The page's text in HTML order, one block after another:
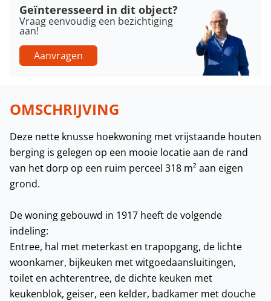
Geïnteresseerd in dit object?
Vraag eenvoudig een bezichtiging
aan!
Aanvragen
OMSCHRIJVING
Deze nette knusse hoekwoning met vrijstaande houten
berging is gelegen op een mooie locatie aan de rand
van het dorp op een ruim perceel 318 m² aan eigen
grond.
De woning gebouwd in 1917 heeft de volgende
indeling:
Entree, hal met meterkast en trapopgang, de lichte
woonkamer, bijkeuken met witgoedaansluitingen,
toilet en achterentree, de dichte keuken met
keukenblok, geiser, een kelder, badkamer met douche